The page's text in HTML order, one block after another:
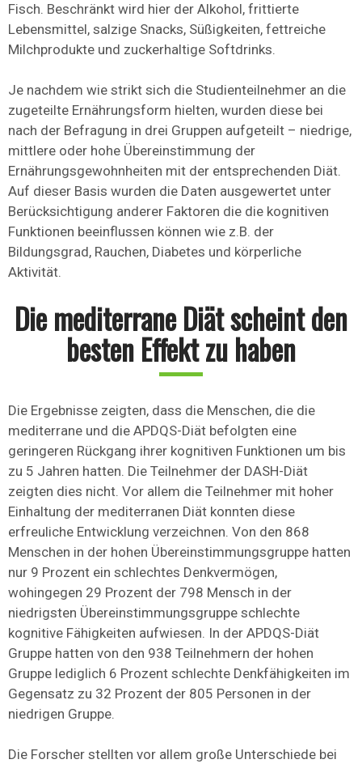
Fisch. Beschränkt wird hier der Alkohol, frittierte
Lebensmittel, salzige Snacks, Süßigkeiten, fettreiche
Milchprodukte und zuckerhaltige Softdrinks.
Je nachdem wie strikt sich die Studienteilnehmer an die
zugeteilte Ernährungsform hielten, wurden diese bei
nach der Befragung in drei Gruppen aufgeteilt – niedrige,
mittlere oder hohe Übereinstimmung der
Ernährungsgewohnheiten mit der entsprechenden Diät.
Auf dieser Basis wurden die Daten ausgewertet unter
Berücksichtigung anderer Faktoren die die kognitiven
Funktionen beeinflussen können wie z.B. der
Bildungsgrad, Rauchen, Diabetes und körperliche
Aktivität.
Die mediterrane Diät scheint den
besten Effekt zu haben
Die Ergebnisse zeigten, dass die Menschen, die die
mediterrane und die APDQS-Diät befolgten eine
geringeren Rückgang ihrer kognitiven Funktionen um bis
zu 5 Jahren hatten. Die Teilnehmer der DASH-Diät
zeigten dies nicht. Vor allem die Teilnehmer mit hoher
Einhaltung der mediterranen Diät konnten diese
erfreuliche Entwicklung verzeichnen. Von den 868
Menschen in der hohen Übereinstimmungsgruppe hatten
nur 9 Prozent ein schlechtes Denkvermögen,
wohingegen 29 Prozent der 798 Mensch in der
niedrigsten Übereinstimmungsgruppe schlechte
kognitive Fähigkeiten aufwiesen. In der APDQS-Diät
Gruppe hatten von den 938 Teilnehmern der hohen
Gruppe lediglich 6 Prozent schlechte Denkfähigkeiten im
Gegensatz zu 32 Prozent der 805 Personen in der
niedrigen Gruppe.
Die Forscher stellten vor allem große Unterschiede bei